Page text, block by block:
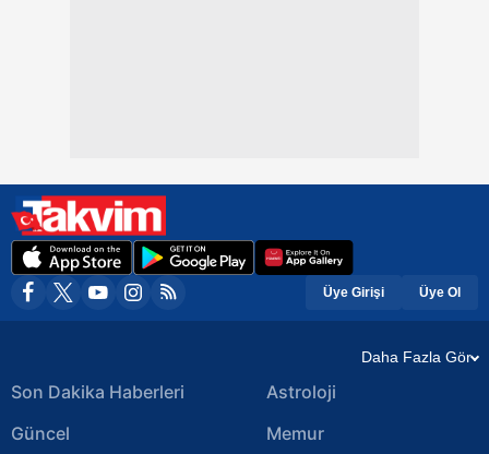
Üye Girişi Üye Ol
Daha Fazla Gör
Son Dakika Haberleri
Güncel
Astroloji
Memur